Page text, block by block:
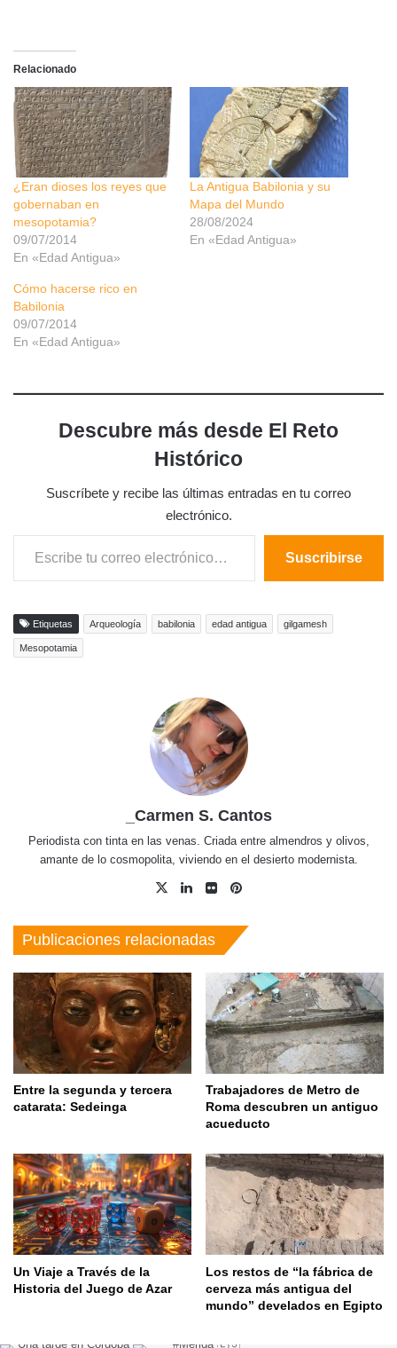
Relacionado
¿Eran dioses los reyes que
gobernaban en
mesopotamia?
09/07/2014
En «Edad Antigua»
La Antigua Babilonia y su
Mapa del Mundo
28/08/2024
En «Edad Antigua»
Cómo hacerse rico en
Babilonia
09/07/2014
En «Edad Antigua»
Descubre más desde El Reto
Histórico
Suscríbete y recibe las últimas entradas en tu correo
electrónico.
Escribe tu correo electrónico…
Suscribirse
Etiquetas Arqueología babilonia edad antigua gilgamesh
Mesopotamia
_Carmen S. Cantos
Periodista con tinta en las venas. Criada entre almendros y olivos,
amante de lo cosmopolita, viviendo en el desierto modernista.
X LinkedIn
Flickr
Publicaciones relacionadas
Entre la segunda y tercera
catarata: Sedeinga
Trabajadores de Metro de
Roma descubren un antiguo
acueducto
Un Viaje a Través de la
Historia del Juego de Azar
Los restos de “la fábrica de
cerveza más antigua del
mundo” develados en Egipto